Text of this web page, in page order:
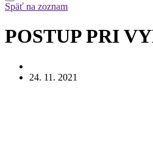
Späť na zoznam
POSTUP PRI
24. 11. 2021